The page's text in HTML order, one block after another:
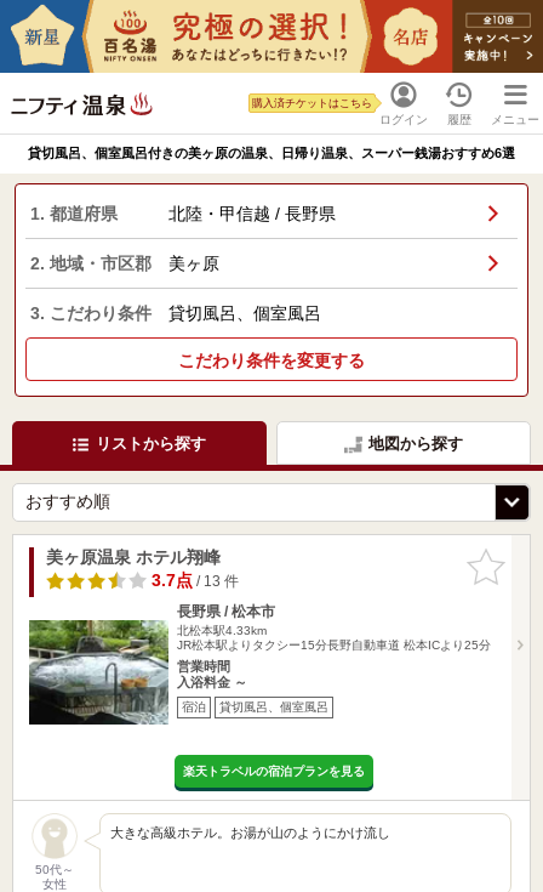
ログイン
購入済チケットはこちら
履歴 メニュー
貸切風呂、個室風呂付きの美ヶ原の温泉、日帰り温泉、スーパー銭湯おすすめ6選
1. 都道府県 北陸・甲信越 / 長野県
2. 地域・市区郡 美ヶ原
3. こだわり条件 貸切風呂、個室風呂
こだわり条件を変更する
リストから探す 地図から探す
お気に入
りに追加
美ヶ原温泉 ホテル翔峰
3.7点/ 13 件
長野県 / 松本市
北松本駅4.33km
JR松本駅よりタクシー15分長野自動車道 松本ICより25分
営業時間
入浴料金 ～
宿泊 貸切風呂、個室風呂
楽天トラベルの宿泊プランを見る
50代～
女性
大きな高級ホテル。お湯が山のようにかけ流し